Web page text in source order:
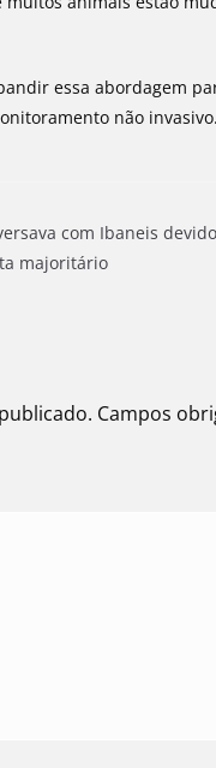
essa abordagem
não
com Ibaneis
majoritário
Campos